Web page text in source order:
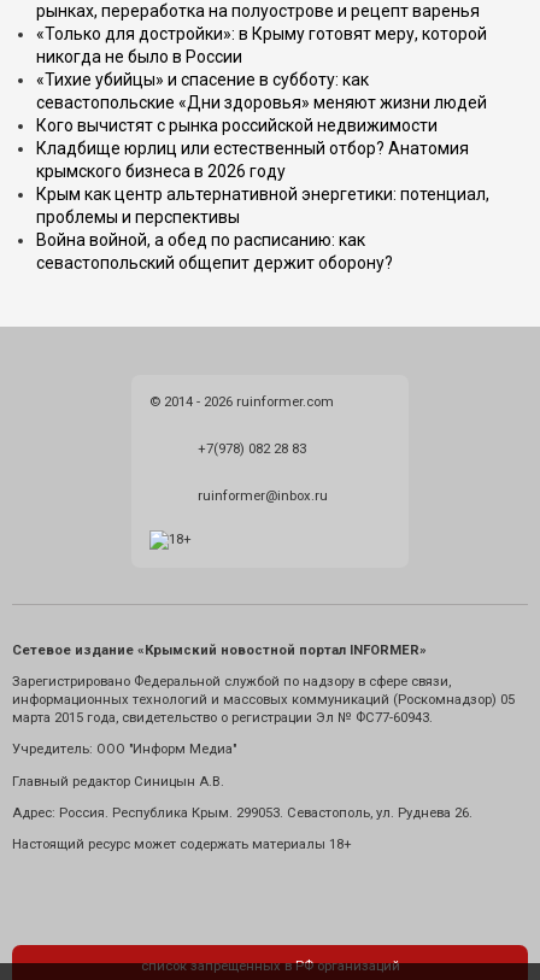
рынках, переработка на полуострове и рецепт варенья
«Только для достройки»: в Крыму готовят меру, которой
никогда не было в России
«Тихие убийцы» и спасение в субботу: как
севастопольские «Дни здоровья» меняют жизни людей
Кого вычистят с рынка российской недвижимости
Кладбище юрлиц или естественный отбор? Анатомия
крымского бизнеса в 2026 году
Крым как центр альтернативной энергетики: потенциал,
проблемы и перспективы
Война войной, а обед по расписанию: как
севастопольский общепит держит оборону?
© 2014 - 2026 ruinformer.com
+7(978) 082 28 83
ruinformer@inbox.ru
Сетевое издание «Крымский новостной портал INFORMER»
Зарегистрировано Федеральной службой по надзору в сфере связи,
информационных технологий и массовых коммуникаций (Роскомнадзор) 05
марта 2015 года, свидетельство о регистрации Эл № ФС77-60943.
Учредитель: ООО "Информ Медиа"
Главный редактор Синицын А.В.
Адрес: Россия. Республика Крым. 299053. Севастополь, ул. Руднева 26.
Настоящий ресурс может содержать материалы 18+
список запрещенных в РФ организаций